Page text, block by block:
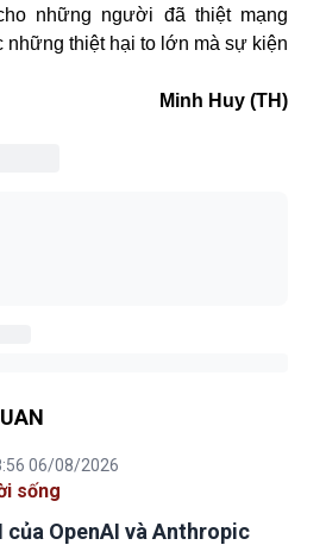
những người đã thiệt mạng
những thiệt hại to lớn mà sự kiện
Minh Huy (TH)
06/08/2026
sống
của OpenAI và Anthropic